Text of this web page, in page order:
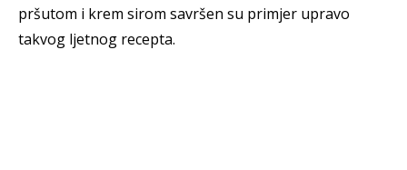
pršutom i krem sirom savršen su primjer upravo
takvog ljetnog recepta.